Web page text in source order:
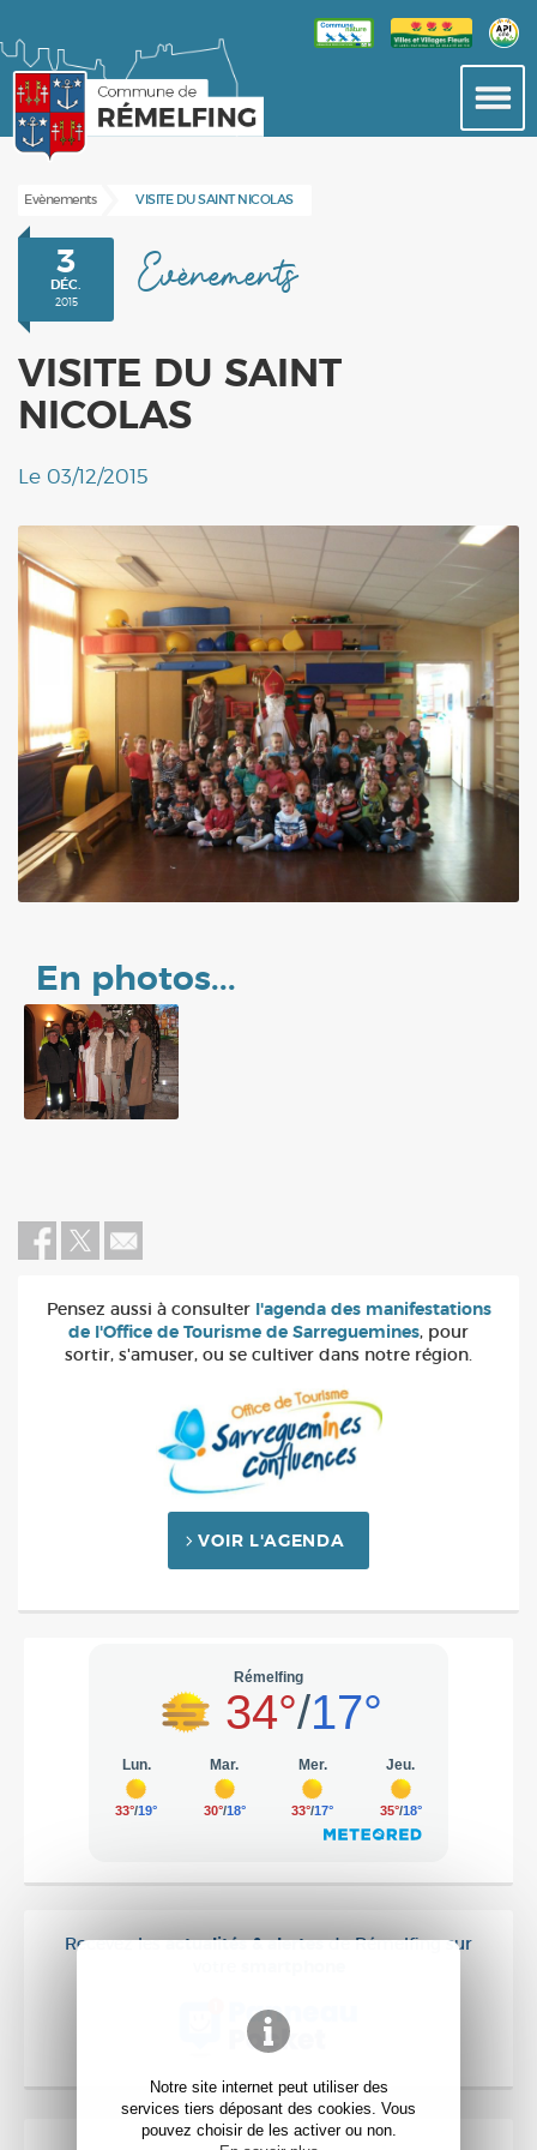
Notre site internet peut utiliser des
services tiers déposant des cookies. Vous
pouvez choisir de les activer ou non.
Evènements VISITE DU SAINT NICOLAS
Evènements
VISITE DU SAINT
NICOLAS
Le 03/12/2015
3
DÉC.
2015
En photos...
Pensez aussi à consulter l'agenda des manifestations
de l'Office de Tourisme de Sarreguemines, pour
sortir, s'amuser, ou se cultiver dans notre région.
VOIR L'AGENDA
Recevez lesactualités & alertesde Rémelfing sur